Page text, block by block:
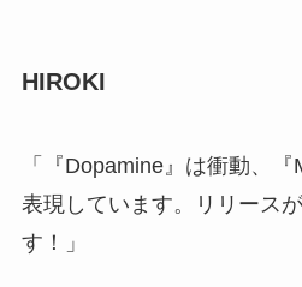
HIROKI
「『Dopamine』は衝動、
表現しています。リリース
す！」